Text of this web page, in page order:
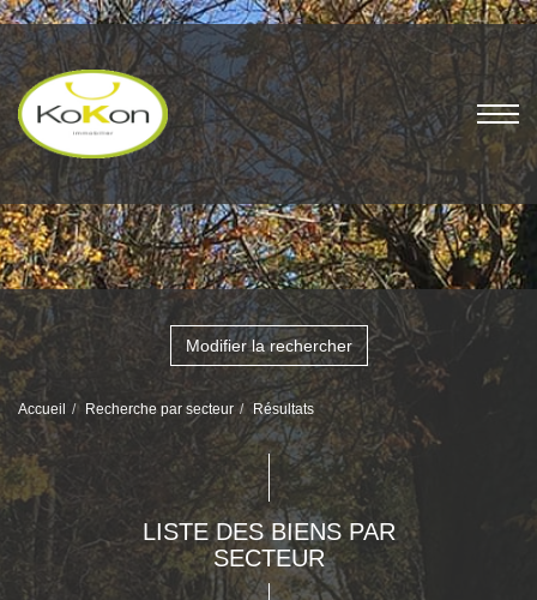
Modifier la rechercher
Accueil Recherche par secteur Résultats
LISTE DES BIENS PAR
SECTEUR